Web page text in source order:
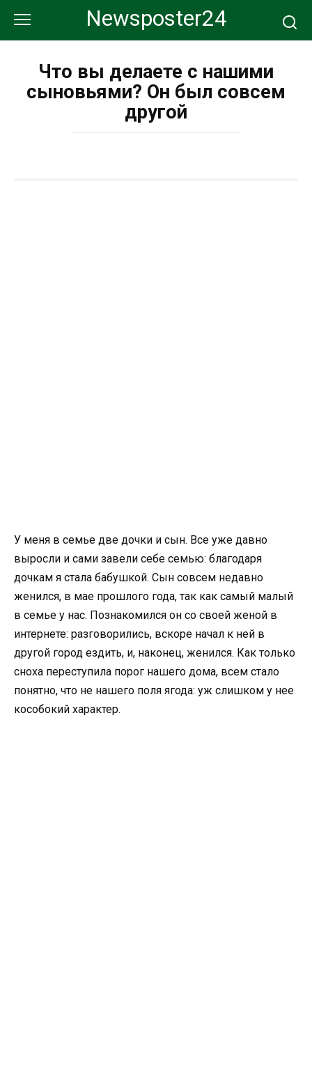
контенту
Newsposter24
Что вы делаете с нашими
сыновьями? Он был совсем
другой
У меня в семье две дочки и сын. Все уже давно
выросли и сами завели себе семью: благодаря
дочкам я стала бабушкой. Сын совсем недавно
женился, в мае прошлого года, так как самый малый
в семье у нас. Познакомился он со своей женой в
интернете: разговорились, вскоре начал к ней в
другой город ездить, и, наконец, женился. Как только
сноха переступила порог нашего дома, всем стало
понятно, что не нашего поля ягода: уж слишком у нее
кособокий характер.